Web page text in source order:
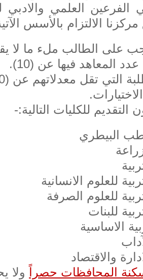
الفرعين العلمي والادبي
الالتزام بالأسس
المعاهد فيها عن (10).
البيطري
للعلوم الانسانية
للعلوم الصرفة
للبنات
الاساسية
والاقتصاد
المحافظات حصراً
ولا